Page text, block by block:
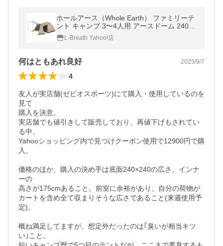
ホールアース（Whole Earth） ファミリーテ
ント キャンプ 3〜4人用 アースドーム 240
WE2KDA09 SBEG 簡単設営 コンパクト
L-Breath Yahoo!店
何はともあれ良好 2025/9/7
4
友人が実店舗(ゼビオスポーツ)にて購入・使用しているのを
見て
購入を決意。
実店舗でも値引きして販売しており、再値下げもされてい
る中、
Yahooショッピング内で見つけクーポン使用で12900円で購
入。
価格のほか、購入の決め手は底面240×240の広さ、インナ
ーの
高さが175cmあること。前室に余裕があり、自分の荷物が
カートを含め全て収まりそうな広さであること(来週使用予
定)。
概ね満足してますが、想定外だったのは｢臭いが相当キツ
い｣こと。